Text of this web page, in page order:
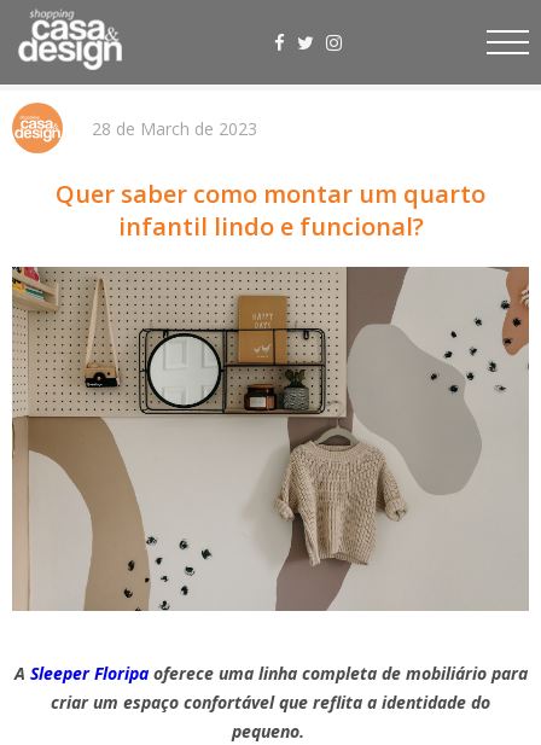
28 de March de 2023
Quer saber como montar um quarto
infantil lindo e funcional?
A Sleeper Floripaoferece uma linha completa de mobiliário para
criar um espaço confortável que reflita a identidade do
pequeno.